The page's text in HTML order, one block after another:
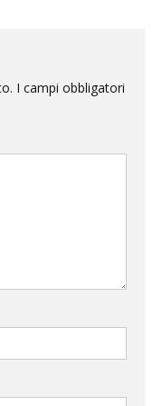
I campi obbligatori